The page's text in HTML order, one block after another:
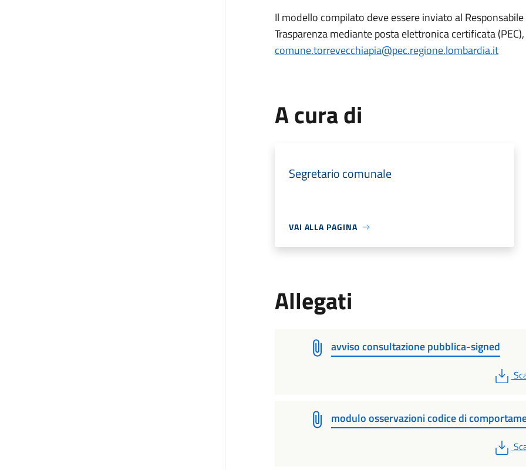
Il modello compilato deve essere inviato al
Trasparenza mediante posta elettronica certificata
comune.torrevecchiapia@pec.regione.lombardia.it
A cura di
Segretario comunale
VAI ALLA PAGINA
Allegati
avviso consultazione pubblica-signed
modulo osservazioni codice di